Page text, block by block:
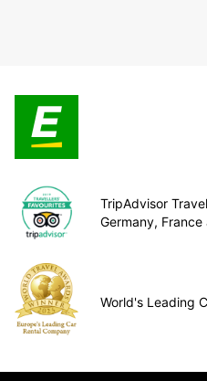
TripAdvisor
Germany, France
World's Leading